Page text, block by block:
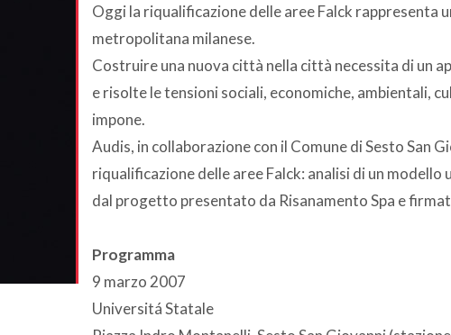
Oggi la riqualificazione delle aree Falck rappresenta
metropolitana milanese.
Costruire una nuova città nella città necessita di un
e risolte le tensioni sociali, economiche, ambientali,
impone.
Audis, in collaborazione con il Comune di Sesto San
riqualificazione delle aree Falck: analisi di un
dal progetto presentato da Risanamento Spa e
Programma
9 marzo 2007
Universitá Statale